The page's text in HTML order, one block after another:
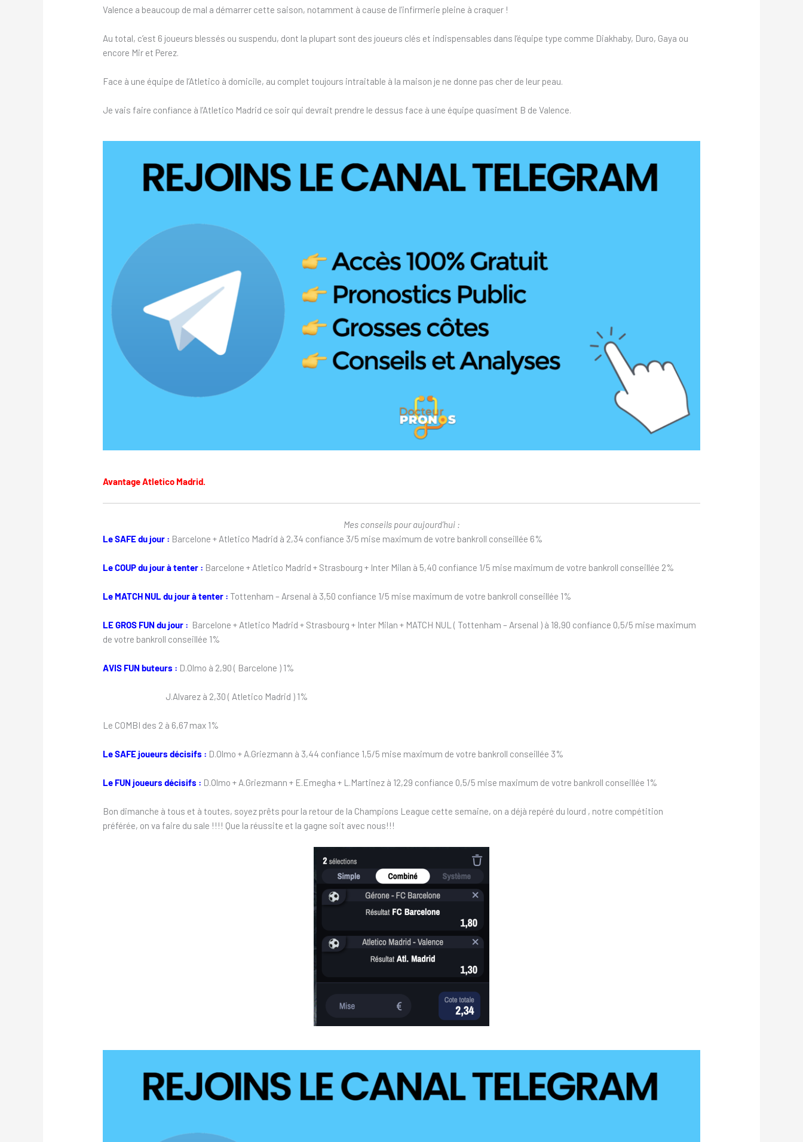
Valence a beaucoup de mal a démarrer cette saison, notamment à cause de l’infirmerie pleine à craquer !
Au total, c’est 6 joueurs blessés ou suspendu, dont la plupart sont des joueurs clés et indispensables dans l’équipe type comme Diakhaby, Duro, Gaya ou
encore Mir et Perez.
Face à une équipe de l’Atletico à domicile, au complet toujours intraitable à la maison je ne donne pas cher de leur peau.
Je vais faire confiance à l’Atletico Madrid ce soir qui devrait prendre le dessus face à une équipe quasiment B de Valence.
Avantage Atletico Madrid.
Mes conseils pour aujourd’hui :
Le SAFE du jour : Barcelone + Atletico Madrid à 2,34 confiance 3/5 mise maximum de votre bankroll conseillée 6%
Le COUP du jour à tenter : Barcelone + Atletico Madrid + Strasbourg + Inter Milan à 5,40 confiance 1/5 mise maximum de votre bankroll conseillée 2%
Le MATCH NUL du jour à tenter : Tottenham – Arsenal à 3,50 confiance 1/5 mise maximum de votre bankroll conseillée 1%
LE GROS FUN du jour : Barcelone + Atletico Madrid + Strasbourg + Inter Milan + MATCH NUL ( Tottenham – Arsenal ) à 18,90 confiance 0,5/5 mise maximum
de votre bankroll conseillée 1%
AVIS FUN buteurs : D.Olmo à 2,90 ( Barcelone ) 1%
J.Alvarez à 2,30 ( Atletico Madrid ) 1%
Le COMBI des 2 à 6,67 max 1%
Le SAFE joueurs décisifs : D.Olmo + A.Griezmann à 3,44 confiance 1,5/5 mise maximum de votre bankroll conseillée 3%
Le FUN joueurs décisifs : D.Olmo + A.Griezmann + E.Emegha + L.Martinez à 12,29 confiance 0,5/5 mise maximum de votre bankroll conseillée 1%
Bon dimanche à tous et à toutes, soyez prêts pour la retour de la Champions League cette semaine, on a déjà repéré du lourd , notre compétition
préférée, on va faire du sale !!!! Que la réussite et la gagne soit avec nous!!!